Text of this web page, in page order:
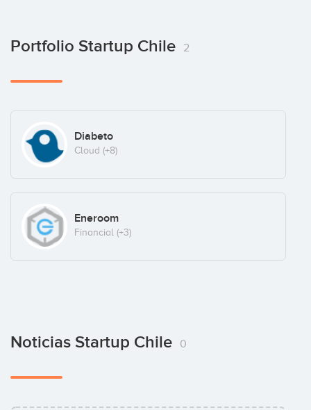
Portfolio Startup Chile 2
Diabeto
Cloud (+8)
Eneroom
Financial (+3)
Noticias Startup Chile 0